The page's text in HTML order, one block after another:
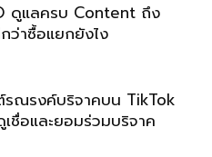
ดูแลครบ Content ถึง
ว่าซื้อแยกยังไง
รณรงค์บริจาคบน TikTok
เชื่อและยอมร่วมบริจาค